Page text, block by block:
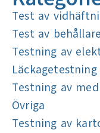
Test av
Test av behållare
Testning av
Läckagetestning
Testning av
Övriga
Testning av